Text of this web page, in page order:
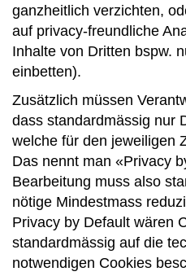
ganzheitlich verzichten,
auf privacy-freundliche
Inhalte von Dritten bspw.
einbetten).
Zusätzlich müssen
dass standardmässig nur
welche für den jeweiligen
Das nennt man «Privacy
Bearbeitung muss also
nötige Mindestmass
Privacy by Default wären
standardmässig auf die
notwendigen Cookies